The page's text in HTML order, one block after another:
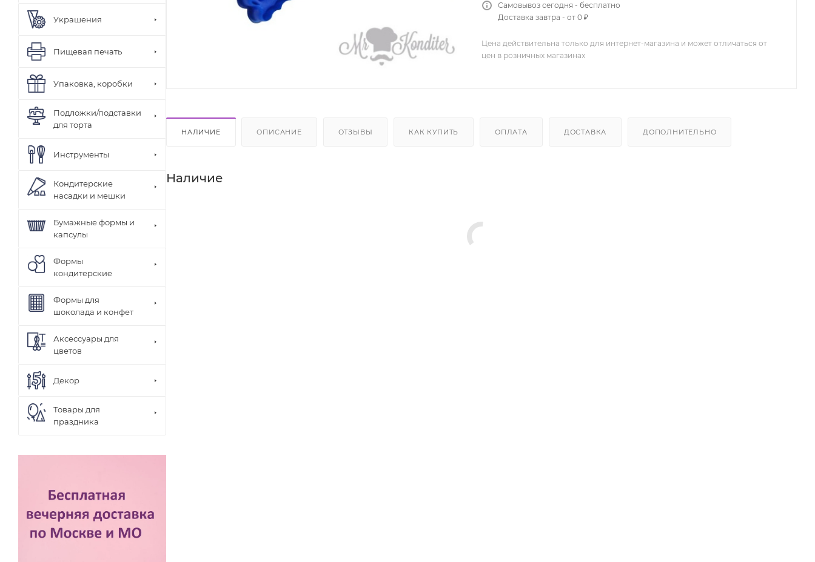
Самовывоз сегодня - бесплатно
Доставка завтра - от 0 ₽
Цена действительна только для интернет-магазина и может отличаться от
цен в розничных магазинах
НАЛИЧИЕ ОПИСАНИЕ ОТЗЫВЫ КАК КУПИТЬ ОПЛАТА ДОСТАВКА ДОПОЛНИТЕЛЬНО
Наличие
Украшения
Пищевая печать
Упаковка, коробки
Подложки/подставки
для торта
Инструменты
Кондитерские
насадки и мешки
Бумажные формы и
капсулы
Формы
кондитерские
Формы для
шоколада и конфет
Аксессуары для
цветов
Декор
Товары для
праздника